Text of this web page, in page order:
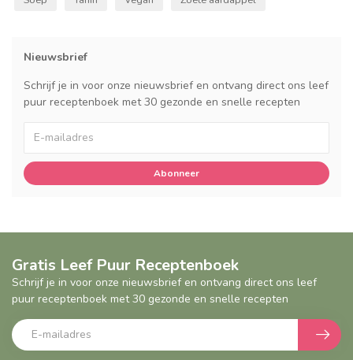
Nieuwsbrief
Schrijf je in voor onze nieuwsbrief en ontvang direct ons leef
puur receptenboek met 30 gezonde en snelle recepten
Abonneer
Gratis Leef Puur Receptenboek
Schrijf je in voor onze nieuwsbrief en ontvang direct ons leef
puur receptenboek met 30 gezonde en snelle recepten